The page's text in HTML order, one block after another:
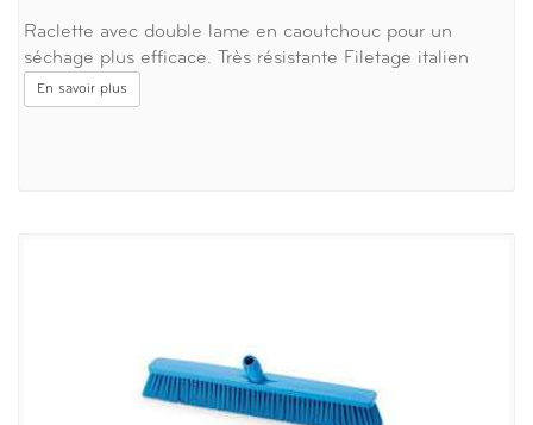
Raclette avec double lame en caoutchouc pour un
séchage plus efficace. Très résistante Filetage italien
En savoir plus